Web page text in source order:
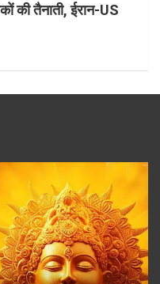
की तैनाती, ईरान-US